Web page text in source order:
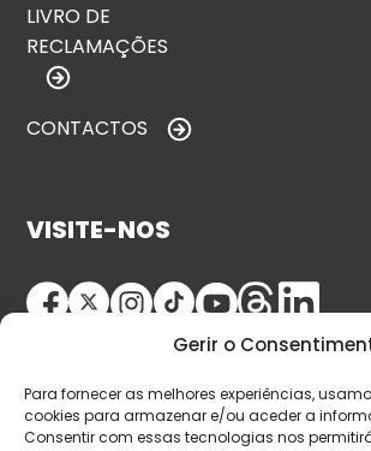
Gerir o
Para fornecer as melhores experiências,
cookies para armazenar e/ou aceder a
Consentir com essas tecnologias nos
LIVRO DE
RECLAMAÇÕES
CONTACTOS
VISITE-NOS